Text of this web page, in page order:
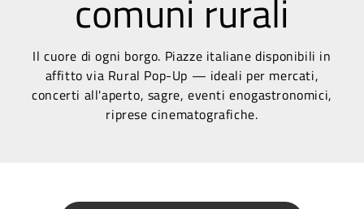
comuni rurali
Il cuore di ogni borgo. Piazze italiane disponibili in
affitto via Rural Pop-Up — ideali per mercati,
concerti all'aperto, sagre, eventi enogastronomici,
riprese cinematografiche.